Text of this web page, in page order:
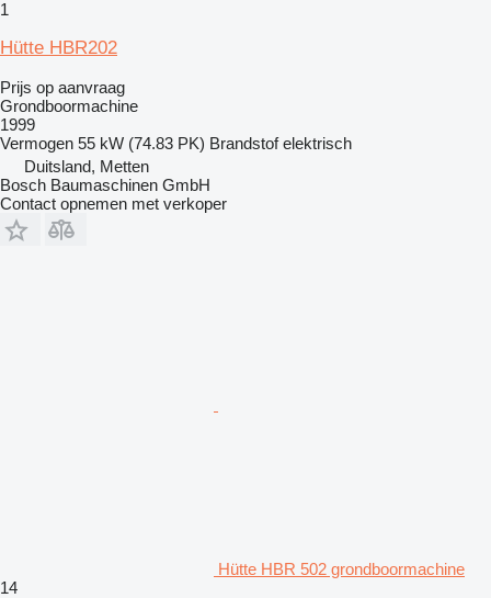
1
Hütte HBR202
Prijs op aanvraag
Grondboormachine
1999
Vermogen 55 kW (74.83 PK) Brandstof elektrisch
Duitsland, Metten
Bosch Baumaschinen GmbH
Contact opnemen met verkoper
Hütte HBR 502 grondboormachine
14